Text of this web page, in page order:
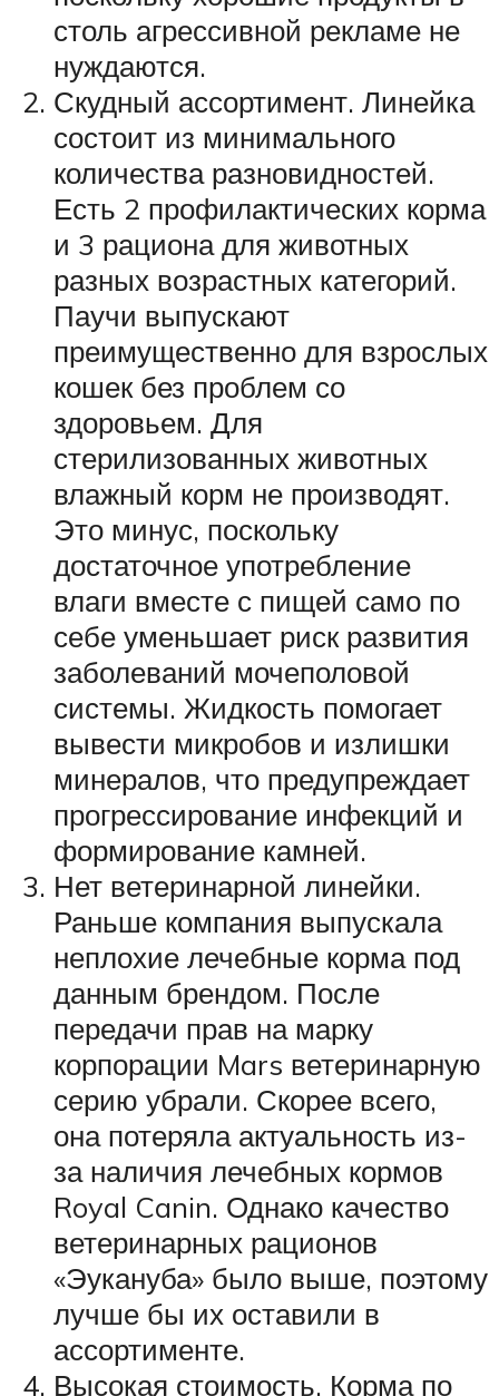
столь агрессивной рекламе не
нуждаются.
Скудный ассортимент. Линейка
состоит из минимального
количества разновидностей.
Есть 2 профилактических корма
и 3 рациона для животных
разных возрастных категорий.
Паучи выпускают
преимущественно для взрослых
кошек без проблем со
здоровьем. Для
стерилизованных животных
влажный корм не производят.
Это минус, поскольку
достаточное употребление
влаги вместе с пищей само по
себе уменьшает риск развития
заболеваний мочеполовой
системы. Жидкость помогает
вывести микробов и излишки
минералов, что предупреждает
прогрессирование инфекций и
формирование камней.
Нет ветеринарной линейки.
Раньше компания выпускала
неплохие лечебные корма под
данным брендом. После
передачи прав на марку
корпорации Mars ветеринарную
серию убрали. Скорее всего,
она потеряла актуальность из-
за наличия лечебных кормов
Royal Canin. Однако качество
ветеринарных рационов
«Эукануба» было выше, поэтому
лучше бы их оставили в
ассортименте.
Высокая стоимость. Корма по